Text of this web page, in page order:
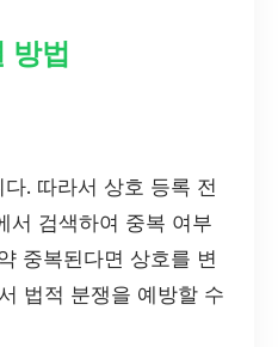
방법
. 따라서 상호 등록 전
서 검색하여 중복 여부
중복된다면 상호를 변
법적 분쟁을 예방할 수